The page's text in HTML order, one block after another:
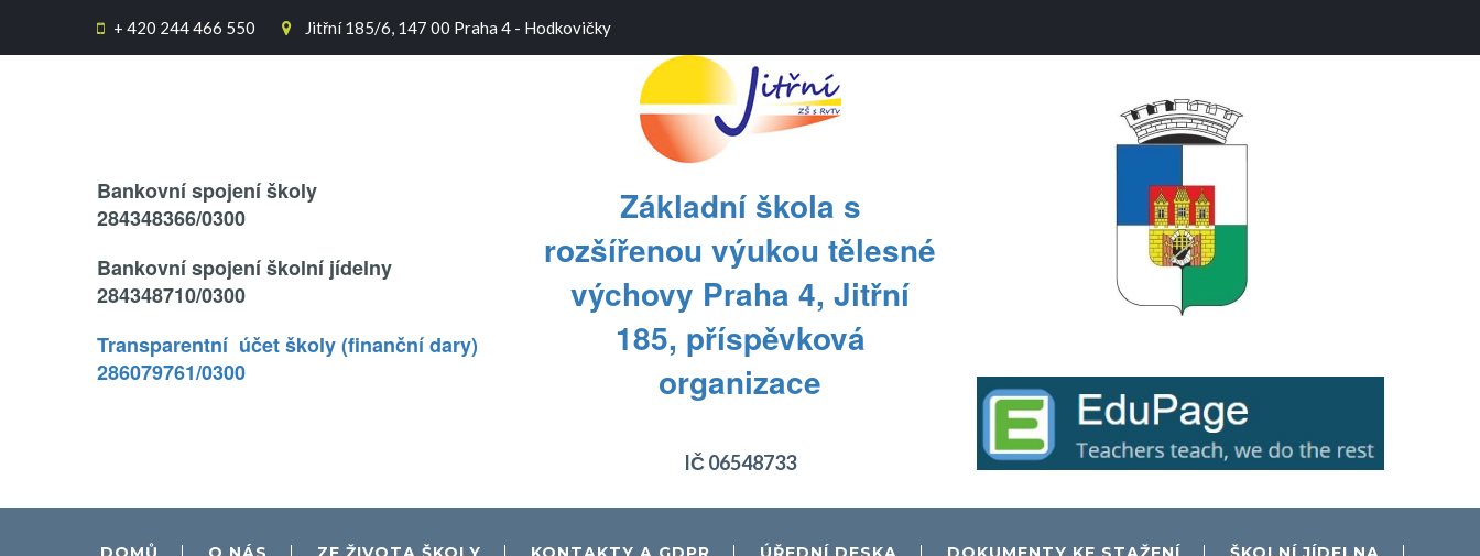
 + 420 244 466 550  Jitřní 185/6, 147 00 Praha 4 - Hodkovičky
Bankovní spojení školy
284348366/0300
Bankovní spojení školní jídelny
284348710/0300
Transparentní účet školy (finanční dary)
286079761/0300
Základní škola s
rozšířenou výukou tělesné
výchovy Praha 4, Jitřní
185, příspěvková
organizace
IČ 06548733